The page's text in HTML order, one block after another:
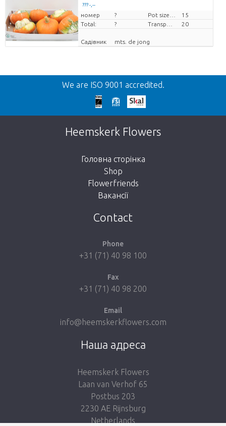
??? -,--
Ціна за штуку
номер ?
15
Total:
? 20
Садівник mts. de jong
Назад
We're sorry
This page does not exist. Click on the
button below to return to the shop.
We are ISO 9001 accredited.
Heemskerk Flowers
Головна сторінка
Shop
Flowerfriends
Вакансії
Contact
Phone
+31 (71) 40 98 100
Fax
+31 (71) 40 98 200
Email
info@heemskerkflowers.com
Нашa адресa
Heemskerk Flowers
Laan van Verhof 65
Postbus 203
2230 AE Rijnsburg
Netherlands